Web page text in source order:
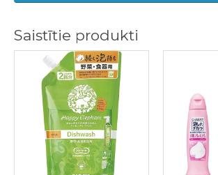
Saistītie produkti